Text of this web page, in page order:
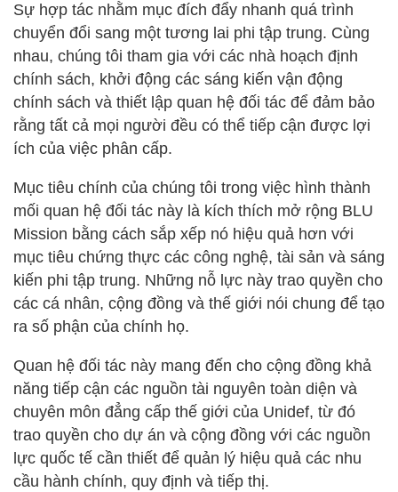
Sự hợp tác nhằm mục đích đẩy nhanh quá trình
chuyển đổi sang một tương lai phi tập trung. Cùng
nhau, chúng tôi tham gia với các nhà hoạch định
chính sách, khởi động các sáng kiến vận động
chính sách và thiết lập quan hệ đối tác để đảm bảo
rằng tất cả mọi người đều có thể tiếp cận được lợi
ích của việc phân cấp.
Mục tiêu chính của chúng tôi trong việc hình thành
mối quan hệ đối tác này là kích thích mở rộng BLU
Mission bằng cách sắp xếp nó hiệu quả hơn với
mục tiêu chứng thực các công nghệ, tài sản và sáng
kiến phi tập trung. Những nỗ lực này trao quyền cho
các cá nhân, cộng đồng và thế giới nói chung để tạo
ra số phận của chính họ.
Quan hệ đối tác này mang đến cho cộng đồng khả
năng tiếp cận các nguồn tài nguyên toàn diện và
chuyên môn đẳng cấp thế giới của Unidef, từ đó
trao quyền cho dự án và cộng đồng với các nguồn
lực quốc tế cần thiết để quản lý hiệu quả các nhu
cầu hành chính, quy định và tiếp thị.